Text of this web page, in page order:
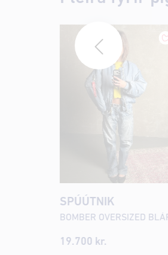
SPÚÚTNIK
BOMBER OVERSIZED
19.700 kr.